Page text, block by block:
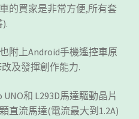
的買家是非常方便,所有套
附上Android手機遙控車原
及發揮創作能力.
和 L293D馬達驅動晶片
直流馬達(電流最大到1.2A)